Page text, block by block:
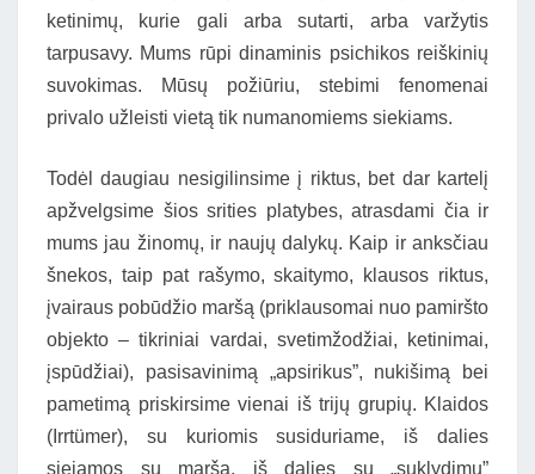
ketinimų, kurie gali arba sutarti, arba varžytis
tarpusavy. Mums rūpi dinaminis psichikos reiškinių
suvokimas. Mūsų požiūriu, stebimi fenomenai
privalo užleisti vietą tik numanomiems siekiams.
Todėl daugiau nesigilinsime į riktus, bet dar kartelį
apžvelgsime šios srities platybes, atrasdami čia ir
mums jau žinomų, ir naujų dalykų. Kaip ir anksčiau
šnekos, taip pat rašymo, skaitymo, klausos riktus,
įvairaus pobūdžio maršą (priklausomai nuo pamiršto
objekto – tikriniai vardai, svetimžodžiai, ketinimai,
įspūdžiai), pasisavinimą „apsirikus”, nukišimą bei
pametimą priskirsime vienai iš trijų grupių. Klaidos
(Irrtümer), su kuriomis susiduriame, iš dalies
siejamos su marša, iš dalies su „suklydimu”